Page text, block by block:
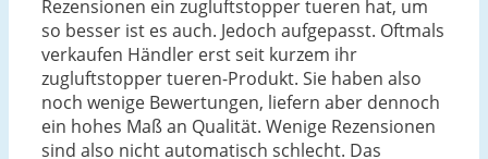
Rezensionen ein zugluftstopper tueren hat, um
so besser ist es auch. Jedoch aufgepasst. Oftmals
verkaufen Händler erst seit kurzem ihr
zugluftstopper tueren-Produkt. Sie haben also
noch wenige Bewertungen, liefern aber dennoch
ein hohes Maß an Qualität. Wenige Rezensionen
sind also nicht automatisch schlecht. Das